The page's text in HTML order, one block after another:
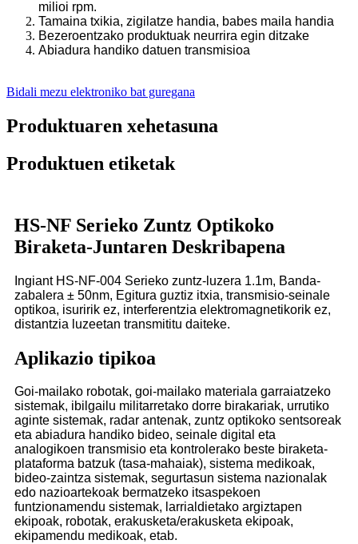
milioi rpm.
Tamaina txikia, zigilatze handia, babes maila handia
Bezeroentzako produktuak neurrira egin ditzake
Abiadura handiko datuen transmisioa
Bidali mezu elektroniko bat guregana
Produktuaren xehetasuna
Produktuen etiketak
HS-NF Serieko Zuntz Optikoko
Biraketa-Juntaren Deskribapena
Ingiant HS-NF-004 Serieko zuntz-luzera 1.1m, Banda-
zabalera ± 50nm, Egitura guztiz itxia, transmisio-seinale
optikoa, isuririk ez, interferentzia elektromagnetikorik ez,
distantzia luzeetan transmititu daiteke.
Aplikazio tipikoa
Goi-mailako robotak, goi-mailako materiala garraiatzeko
sistemak, ibilgailu militarretako dorre birakariak, urrutiko
aginte sistemak, radar antenak, zuntz optikoko sentsoreak
eta abiadura handiko bideo, seinale digital eta
analogikoen transmisio eta kontrolerako beste biraketa-
plataforma batzuk (tasa-mahaiak), sistema medikoak,
bideo-zaintza sistemak, segurtasun sistema nazionalak
edo nazioartekoak bermatzeko itsaspekoen
funtzionamendu sistemak, larrialdietako argiztapen
ekipoak, robotak, erakusketa/erakusketa ekipoak,
ekipamendu medikoak, etab.